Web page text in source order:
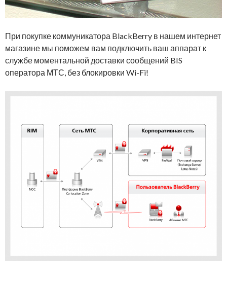
При покупке коммуникатора BlackBerry в нашем интернет
магазине мы поможем вам подключить ваш аппарат к
службе моментальной доставки сообщений BIS
оператора МТС, без блокировки Wi-Fi!